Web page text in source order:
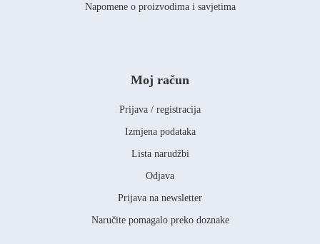
Napomene o proizvodima i savjetima
Moj račun
Prijava / registracija
Izmjena podataka
Lista narudžbi
Odjava
Prijava na newsletter
Naručite pomagalo preko doznake